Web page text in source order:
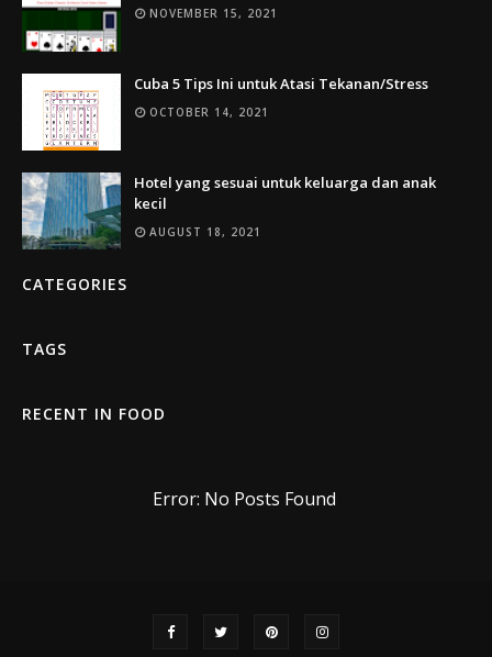
NOVEMBER 15, 2021
Cuba 5 Tips Ini untuk Atasi Tekanan/Stress
OCTOBER 14, 2021
Hotel yang sesuai untuk keluarga dan anak
kecil
AUGUST 18, 2021
CATEGORIES
TAGS
RECENT IN FOOD
Error: No Posts Found